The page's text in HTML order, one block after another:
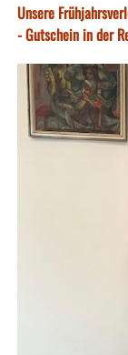
Unsere
- Gutschein in der